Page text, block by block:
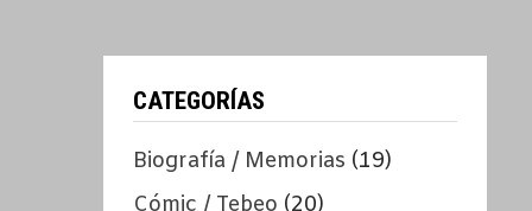
CATEGORÍAS
Biografía / Memorias (19)